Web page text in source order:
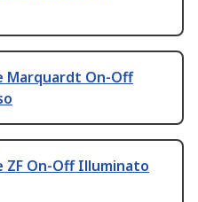
On-Off
On-Off Illuminato